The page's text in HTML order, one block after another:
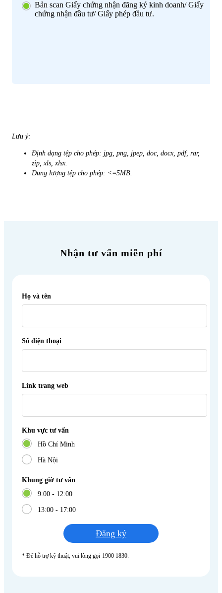
Bản scan Giấy chứng nhận đăng ký kinh doanh/ Giấy
chứng nhận đầu tư/ Giấy phép đầu tư.
Lưu ý:
Định dạng tệp cho phép: jpg, png, jpep, doc, docx, pdf, rar,
zip, xls, xlsx.
Dung lượng tệp cho phép: <=5MB.
Nhận tư vấn miễn phí
Họ và tên
Số điện thoại
Link trang web
Khu vực tư vấn
Hồ Chí Minh
Hà Nội
Khung giờ tư vấn
9:00 - 12:00
13:00 - 17:00
Đăng ký
* Để hỗ trợ kỹ thuật, vui lòng gọi 1900 1830.